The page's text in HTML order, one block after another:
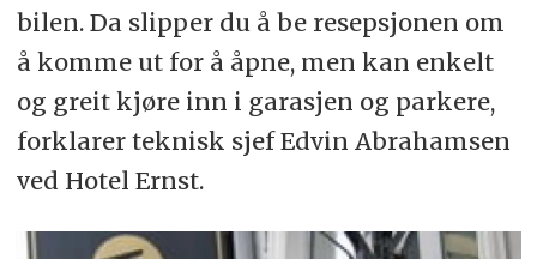
bi­len. Da slip­per du å be re­sep­sjo­nen om
å kom­me ut for å åpne, men kan en­kelt
og greit kjø­re inn i ga­ra­sjen og par­ke­re,
for­kla­rer tek­nisk sjef Ed­vin Ab­ra­ham­sen
ved Ho­tel Ernst.